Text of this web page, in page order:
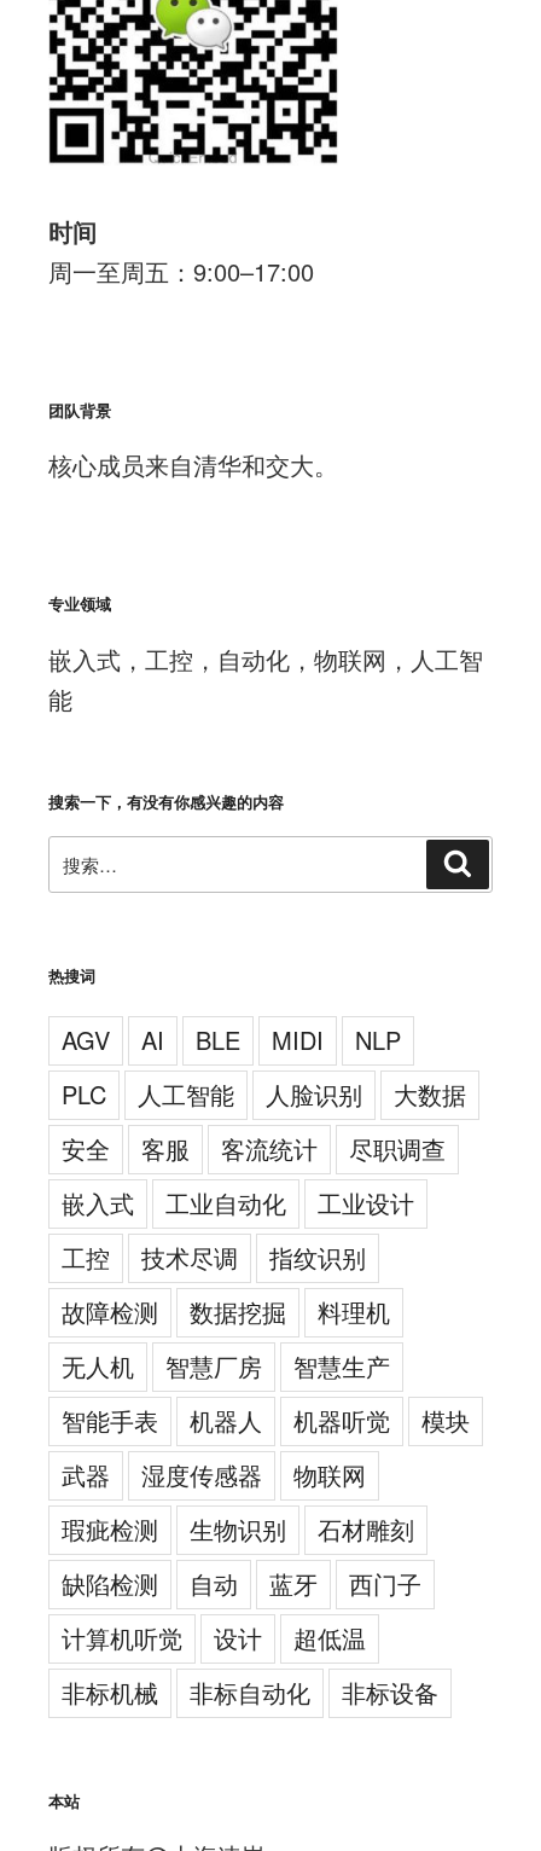
时间
周一至周五：9:00–17:00
团队背景
核心成员来自清华和交大。
专业领域
嵌入式，工控，自动化，物联网，人工智
能
搜索一下，有没有你感兴趣的内容
搜
索：
热搜词
AGV AI BLE MIDI
NLP
PLC
人工智能 人脸识别
大数据
安全
客服 客流统计
尽职调查
嵌入式
工业自动化
工业设计
工控
技术尽调
指纹识别
故障检测
数据挖掘
料理机
无人机
智慧厂房
智慧生产
智能手表
机器人 机器听觉
模块
武器
湿度传感器
物联网
瑕疵检测
生物识别
石材雕刻
缺陷检测
自动 蓝牙
西门子
计算机听觉
设计
超低温
非标机械
非标自动化 非标设备
本站